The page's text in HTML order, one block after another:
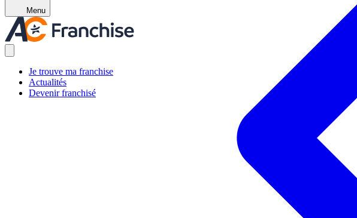
Menu
Je trouve ma franchise
Actualités
Devenir franchisé